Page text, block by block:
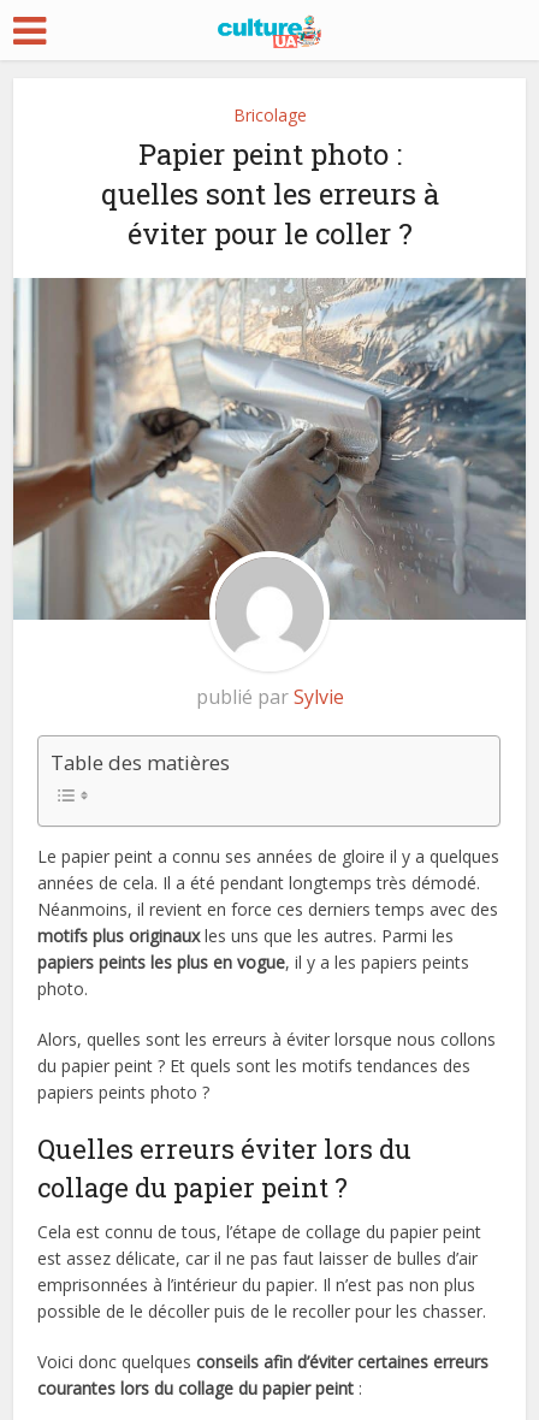
Bricolage
Papier peint photo :
quelles sont les erreurs à
éviter pour le coller ?
publié parSylvie
Table des matières
Le papier peint a connu ses années de gloire il y a quelques
années de cela. Il a été pendant longtemps très démodé.
Néanmoins, il revient en force ces derniers temps avec des
motifs plus originauxles uns que les autres. Parmi les
papiers peints les plus en vogue, il y a les papiers peints
photo.
Alors, quelles sont les erreurs à éviter lorsque nous collons
du papier peint ? Et quels sont les motifs tendances des
papiers peints photo ?
Quelles erreurs éviter lors du
collage du papier peint ?
Cela est connu de tous, l’étape de collage du papier peint
est assez délicate, car il ne pas faut laisser de bulles d’air
emprisonnées à l’intérieur du papier. Il n’est pas non plus
possible de le décoller puis de le recoller pour les chasser.
Voici donc quelquesconseils afin d’éviter certaines erreurs
courantes lors du collage du papier peint :